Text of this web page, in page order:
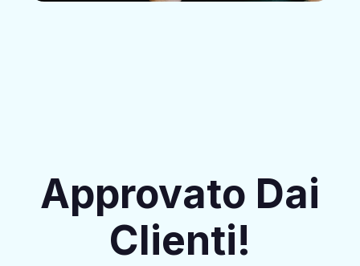
Approvato Dai
Clienti!